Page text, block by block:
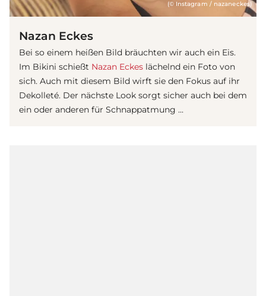
(© Instagram / nazaneckes)
Nazan Eckes
Bei so einem heißen Bild bräuchten wir auch ein Eis.
Im Bikini schießt Nazan Eckes lächelnd ein Foto von
sich. Auch mit diesem Bild wirft sie den Fokus auf ihr
Dekolleté. Der nächste Look sorgt sicher auch bei dem
ein oder anderen für Schnappatmung ...